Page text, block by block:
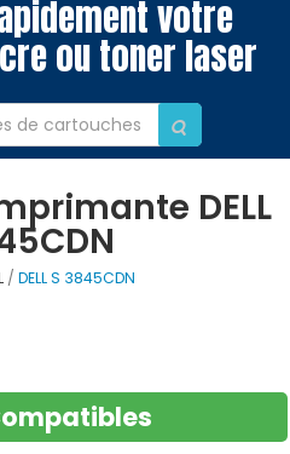
votre
ou toner laser
DELL
DELL S 3845CDN